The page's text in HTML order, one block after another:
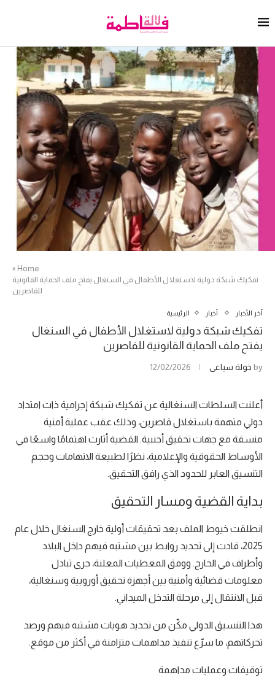
Home
»
تفكيك شبكة دولية لاستغلال الأطفال في السنغال يفتح ملف الحماية القانونية
للقاصرين
آخر الأخبار أخبار الرئيسية
تفكيك شبكة دولية لاستغلال الأطفال في السنغال
يفتح ملف الحماية القانونية للقاصرين
by خولة سباعي 12/02/2026
أعلنت السلطات السنغالية عن تفكيك شبكة إجرامية ذات امتداد
دولي متهمة باستغلال قاصرين، وذلك عقب عملية أمنية
منسقة مع جهات تحقيق أجنبية. القضية أثارت اهتمامًا واسعًا في
الأوساط الحقوقية والإعلامية، نظرًا لطبيعة الاتهامات وحجم
التنسيق العابر للحدود الذي رافق التحقيق.
بداية القضية ومسار التحقيق
انطلقت خيوط الملف بعد تحقيقات أولية خارج السنغال خلال عام
2025، قادت إلى تحديد روابط بين مشتبه فيهم داخل البلاد
وأطراف في الخارج. ووفق المعطيات المعلنة، جرى تبادل
معلومات قضائية وأمنية بين أجهزة تحقيق أوروبية وسنغالية،
قبل الانتقال إلى مرحلة التدخل الميداني.
هذا التنسيق الدولي مكّن من تحديد هويات مشتبه فيهم ورصد
تحركاتهم، ما سرّع تنفيذ مداهمات متزامنة في أكثر من موقع.
توقيفات وعمليات مداهمة